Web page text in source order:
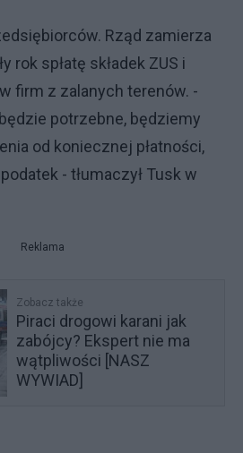
Rząd zamierza
rok spłatę składek ZUS i
firm z zalanych terenów. -
potrzebne, będziemy
od koniecznej płatności,
- tłumaczył Tusk w
Reklama
Zobacz także
Piraci drogowi karani jak
zabójcy? Ekspert nie ma
wątpliwości [NASZ
WYWIAD]